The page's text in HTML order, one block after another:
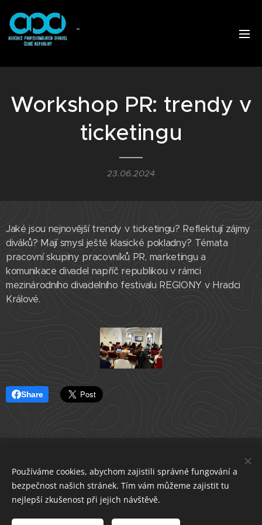
Workshop PR: trendy v
ticketingu
23.06.2024
Jaké jsou nejnovější trendy v ticketingu? Reflektují zájmy
diváků? Mají smysl ještě klasické pokladny? Témata
pracovní skupiny pracovníků PR, marketingu a
komunikace divadel napříč republikou v rámci
mezinárodního divadelního festivalu REGIONY v Hradci
Králové.
Share
Asociace profesionálních divadel České republiky
IČO 22682830
datová schránka i5e23dp
Používáme cookies, abychom zajistili správné fungování a
bezpečnost našich stránek. Tím vám můžeme zajistit tu
nejlepší zkušenost při jejich návštěvě.